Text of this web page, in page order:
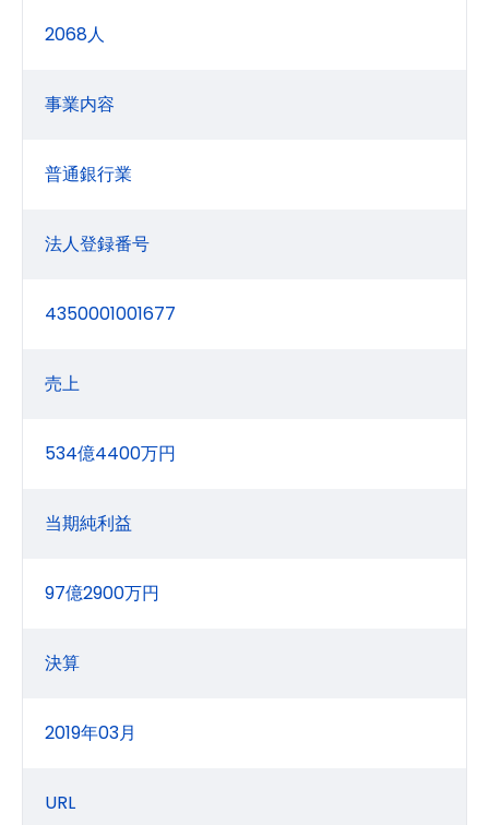
2068人
事業内容
普通銀行業
法人登録番号
4350001001677
売上
534億4400万円
当期純利益
97億2900万円
決算
2019年03月
URL